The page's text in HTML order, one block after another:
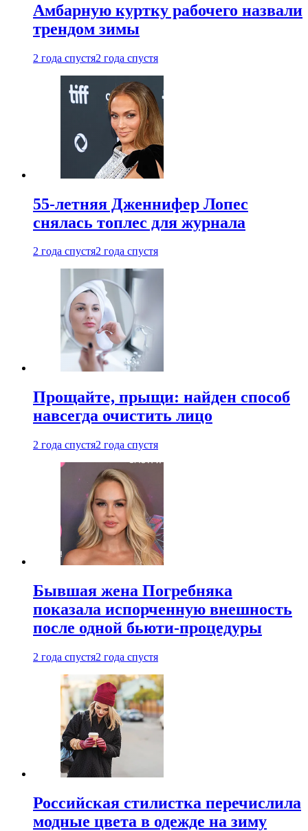
Амбарную куртку рабочего назвали
трендом зимы
2 года спустя2 года спустя
55-летняя Дженнифер Лопес
снялась топлес для журнала
2 года спустя2 года спустя
Прощайте, прыщи: найден способ
навсегда очистить лицо
2 года спустя2 года спустя
Бывшая жена Погребняка
показала испорченную внешность
после одной бьюти-процедуры
2 года спустя2 года спустя
Российская стилистка перечислила
модные цвета в одежде на зиму